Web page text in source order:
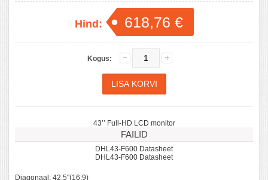
Hind: 618,76 €
Kogus:
43’’ Full-HD LCD monitor
FAILID
DHL43-F600 Datasheet
DHL43-F600 Datasheet
Diagonaal: 42.5"(16:9)